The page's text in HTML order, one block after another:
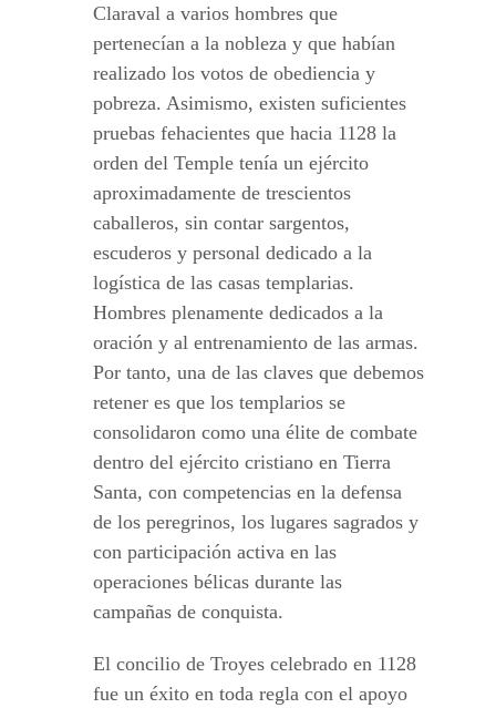
Claraval a varios hombres que
pertenecían a la nobleza y que habían
realizado los votos de obediencia y
pobreza. Asimismo, existen suficientes
pruebas fehacientes que hacia 1128 la
orden del Temple tenía un ejército
aproximadamente de trescientos
caballeros, sin contar sargentos,
escuderos y personal dedicado a la
logística de las casas templarias.
Hombres plenamente dedicados a la
oración y al entrenamiento de las armas.
Por tanto, una de las claves que debemos
retener es que los templarios se
consolidaron como una élite de combate
dentro del ejército cristiano en Tierra
Santa, con competencias en la defensa
de los peregrinos, los lugares sagrados y
con participación activa en las
operaciones bélicas durante las
campañas de conquista.
El concilio de Troyes celebrado en 1128
fue un éxito en toda regla con el apoyo